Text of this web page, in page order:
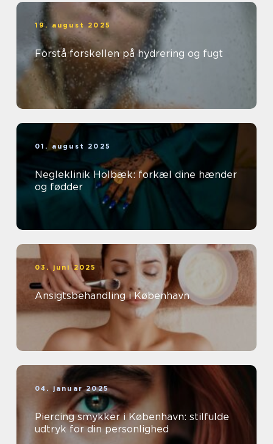
19. august 2025
Forstå forskellen på hydrering og fugt
01. august 2025
Negleklinik Holbæk: forkæl dine hænder
og fødder
03. juni 2025
Ansigtsbehandling i København
04. januar 2025
Piercing smykker i København: stilfulde
udtryk for din personlighed